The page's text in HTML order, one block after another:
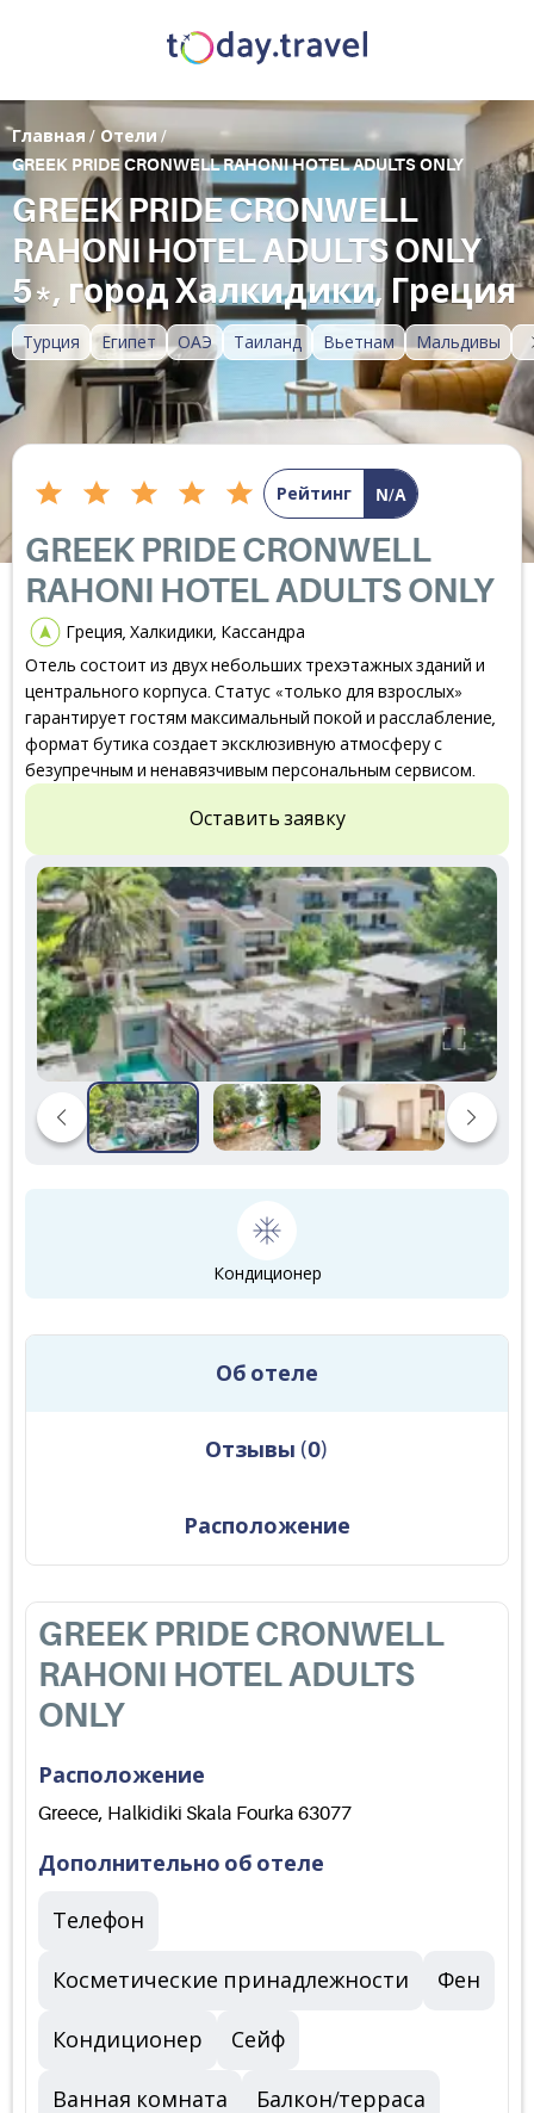
Турция Египет ОАЭ Таиланд Вьетнам Мальдивы
Главная / Отели/
GREEK PRIDE CRONWELL RAHONI HOTEL ADULTS ONLY
GREEK PRIDE CRONWELL
RAHONI HOTEL ADULTS ONLY
5*, город Халкидики, Греция
Рейтинг N/A
GREEK PRIDE CRONWELL
RAHONI HOTEL ADULTS ONLY
Греция, Халкидики, Кассандра
Отель состоит из двух небольших трехэтажных зданий и
центрального корпуса. Статус «только для взрослых»
гарантирует гостям максимальный покой и расслабление,
формат бутика создает эксклюзивную атмосферу с
безупречным и ненавязчивым персональным сервисом.
Оставить заявку
Кондиционер
Об отеле
Отзывы (0)
Расположение
GREEK PRIDE CRONWELL
RAHONI HOTEL ADULTS
ONLY
Расположение
Greece, Halkidiki Skala Fourka 63077
Дополнительно об отеле
Телефон
Косметические принадлежности Фен
Кондиционер Сейф
Ванная комната Балкон/терраса